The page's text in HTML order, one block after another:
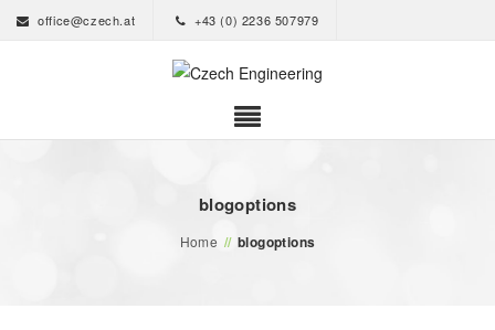
office@czech.at +43 (0) 2236 507979
blogoptions
Home // blogoptions